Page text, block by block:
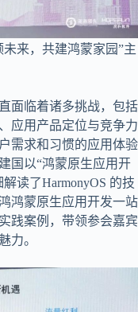
来，共建鸿蒙家园”主
面临着诸多挑战，包括
应用产品定位与竞争力
需求和习惯的应用体验
国以“鸿蒙原生应用开
读了HarmonyOS 的技
鸿蒙原生应用开发一站
践案例，带领参会嘉宾
力。